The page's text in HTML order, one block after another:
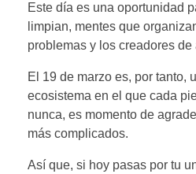
Este día es una oportunidad
limpian, mentes que
problemas y los creadores
El 19 de marzo es, por tanto,
ecosistema en el que cada
nunca, es momento de
más complicados.
Así que, si hoy pasas por tu